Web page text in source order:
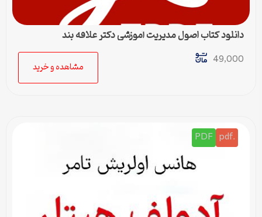
دانلود کتاب اصول مدیریت آموزشی دکتر علاقه بند
49,000
مشاهده و خرید
.pdf
PDF